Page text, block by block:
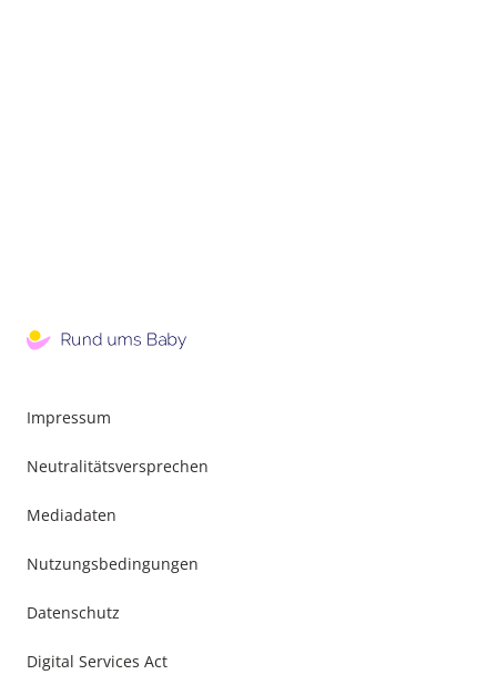
Impressum
Neutralitätsversprechen
Mediadaten
Nutzungsbedingungen
Datenschutz
Digital Services Act